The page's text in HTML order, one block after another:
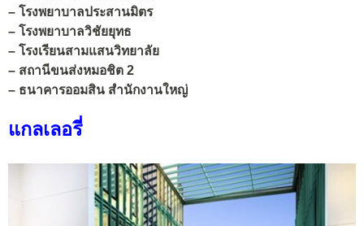
– โรงพยาบาลประสานมิตร
– โรงพยาบาลวิชัยยุทธ
– โรงเรียนสามแสนวิทยาลัย
– สถานีขนส่งหมอชิต 2
– ธนาคารออมสิน สำนักงานใหญ่
แกลเลอรี่